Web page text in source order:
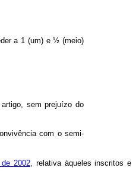
a 1 (um) e ½ (meio)
sem prejuízo do
com o semi-
2002,
relativa àqueles inscritos e